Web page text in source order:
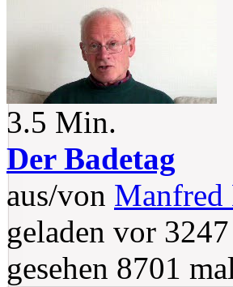
3.5 Min.
Der Badetag
aus/von Manfred
geladen vor 3247
gesehen 8701